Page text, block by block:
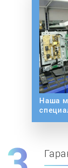
Наша